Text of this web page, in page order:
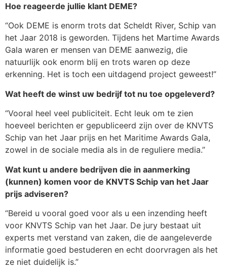
Hoe reageerde jullie klant DEME?
“Ook DEME is enorm trots dat Scheldt River, Schip van
het Jaar 2018 is geworden. Tijdens het Martime Awards
Gala waren er mensen van DEME aanwezig, die
natuurlijk ook enorm blij en trots waren op deze
erkenning. Het is toch een uitdagend project geweest!”
Wat heeft de winst uw bedrijf tot nu toe opgeleverd?
“Vooral heel veel publiciteit. Echt leuk om te zien
hoeveel berichten er gepubliceerd zijn over de KNVTS
Schip van het Jaar prijs en het Maritime Awards Gala,
zowel in de sociale media als in de reguliere media.”
Wat kunt u andere bedrijven die in aanmerking
(kunnen) komen voor de KNVTS Schip van het Jaar
prijs adviseren?
“Bereid u vooral goed voor als u een inzending heeft
voor KNVTS Schip van het Jaar. De jury bestaat uit
experts met verstand van zaken, die de aangeleverde
informatie goed bestuderen en echt doorvragen als het
ze niet duidelijk is.”